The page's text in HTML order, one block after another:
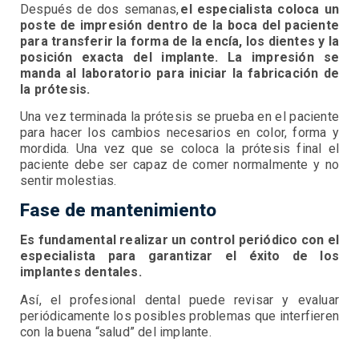
Después de dos semanas,el especialista coloca un
poste de impresión dentro de la boca del paciente
para transferir la forma de la encía, los dientes y la
posición exacta del implante. La impresión se
manda al laboratorio para iniciar la fabricación de
la prótesis.
Una vez terminada la prótesis se prueba en el paciente
para hacer los cambios necesarios en color, forma y
mordida. Una vez que se coloca la prótesis final el
paciente debe ser capaz de comer normalmente y no
sentir molestias.
Fase de mantenimiento
Es fundamental realizar un control periódico con el
especialista para garantizar el éxito de los
implantes dentales.
Así, el profesional dental puede revisar y evaluar
periódicamente los posibles problemas que interfieren
con la buena “salud” del implante.